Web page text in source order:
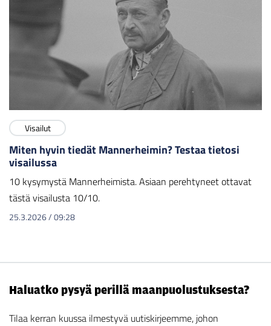
Visailut
Miten hyvin tiedät Mannerheimin? Testaa tietosi
visailussa
10 kysymystä Mannerheimista. Asiaan perehtyneet ottavat
tästä visailusta 10/10.
25.3.2026/09:28
Haluatko pysyä perillä maanpuolustuksesta?
Tilaa kerran kuussa ilmestyvä uutiskirjeemme, johon